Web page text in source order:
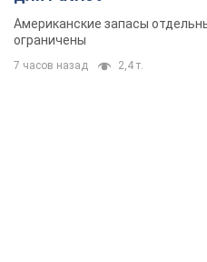
Американские запасы
ограничены
7 часов назад 2,4 т.